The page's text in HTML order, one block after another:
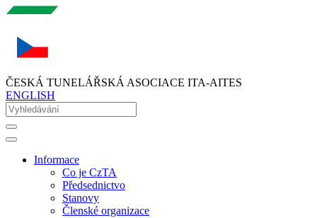
ČESKÁ TUNELÁŘSKÁ ASOCIACE ITA-AITES
ENGLISH
Informace
Co je CzTA
Předsednictvo
Stanovy
Členské organizace